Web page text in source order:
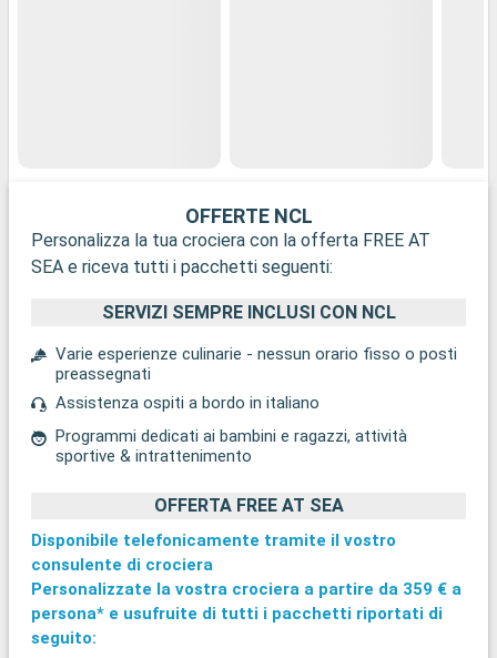
OFFERTE NCL
Personalizza la tua crociera con la offerta FREE AT
SEA e riceva tutti i pacchetti seguenti:
SERVIZI SEMPRE INCLUSI CON NCL
Varie esperienze culinarie - nessun orario fisso o posti
preassegnati
Assistenza ospiti a bordo in italiano
Programmi dedicati ai bambini e ragazzi, attività
sportive & intrattenimento
OFFERTA FREE AT SEA
Disponibile telefonicamente tramite il vostro
consulente di crociera
Personalizzate la vostra crociera a partire da 359 € a
persona* e usufruite di tutti i pacchetti riportati di
seguito: